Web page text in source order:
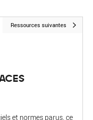
Ressources suivantes
et normes parus, ce